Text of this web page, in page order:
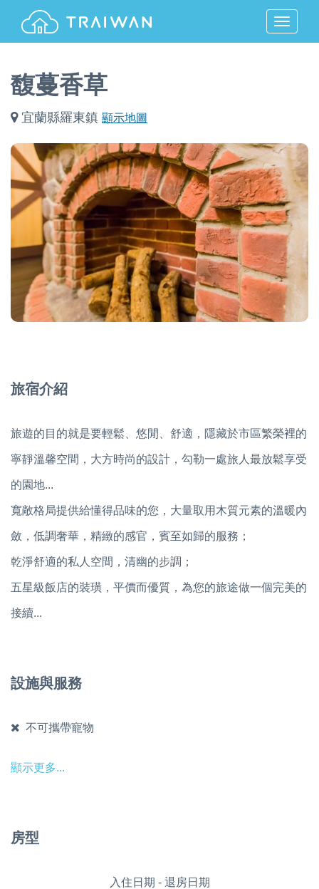
MENU
馥蔓香草
宜蘭縣羅東鎮 顯示地圖
旅宿介紹
旅遊的目的就是要輕鬆、悠閒、舒適，隱藏於市區繁榮裡的
寧靜溫馨空間，大方時尚的設計，勾勒一處旅人最放鬆享受
的園地...
寬敞格局提供給懂得品味的您，大量取用木質元素的溫暖內
斂，低調奢華，精緻的感官，賓至如歸的服務；
乾淨舒適的私人空間，清幽的步調；
五星級飯店的裝璜，平價而優質，為您的旅途做一個完美的
接續...
設施與服務
不可攜帶寵物
顯示更多...
房型
入住日期 - 退房日期